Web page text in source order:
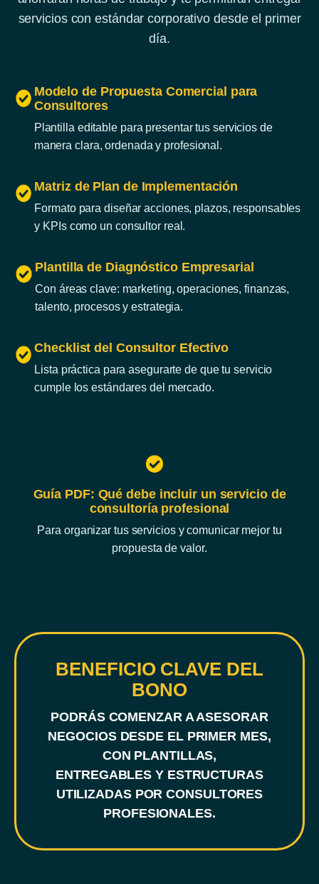
servicios con estándar corporativo desde el primer
día.
Modelo de Propuesta Comercial para
Consultores
Plantilla editable para presentar tus servicios de
manera clara, ordenada y profesional.
Matriz de Plan de Implementación
Formato para diseñar acciones, plazos, responsables
y KPIs como un consultor real.
Plantilla de Diagnóstico Empresarial
Con áreas clave: marketing, operaciones, finanzas,
talento, procesos y estrategia.
Checklist del Consultor Efectivo
Lista práctica para asegurarte de que tu servicio
cumple los estándares del mercado.
Guía PDF: Qué debe incluir un servicio de
consultoría profesional
Para organizar tus servicios y comunicar mejor tu
propuesta de valor.
BENEFICIO CLAVE DEL
BONO
PODRÁS COMENZAR A ASESORAR
NEGOCIOS DESDE EL PRIMER MES,
CON PLANTILLAS,
ENTREGABLES Y ESTRUCTURAS
UTILIZADAS POR CONSULTORES
PROFESIONALES.